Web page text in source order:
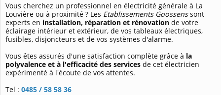
Vous cherchez un professionnel en électricité générale à La
Louvière ou à proximité ? Les Etablissements Goossenssont
experts en installation, réparation et rénovation de votre
éclairage intérieur et extérieur, de vos tableaux électriques,
fusibles, disjoncteurs et de vos systèmes d'alarme.
Vous êtes assurés d'une satisfaction complète grâce à la
polyvalence et à l'efficacité des services de cet électricien
expérimenté à l'écoute de vos attentes.
Tel : 0485 / 58 58 36